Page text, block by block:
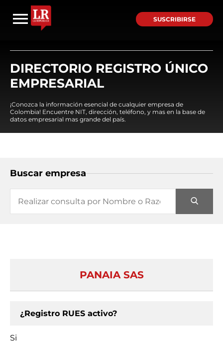
SUSCRIBIRSE
DIRECTORIO REGISTRO ÚNICO
EMPRESARIAL
¡Conozca la información esencial de cualquier empresa de
Colombia! Encuentre NIT, dirección, teléfono, y mas en la base de
datos empresarial mas grande del país.
Buscar empresa
PANAIA SAS
¿Registro RUES activo?
Si